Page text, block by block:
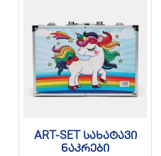
ART-SET სახატავი
ნაკრები